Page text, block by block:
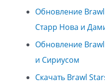
Обновление Brawl
Старр Нова и
Обновление
и Сириусом
Скачать Brawl